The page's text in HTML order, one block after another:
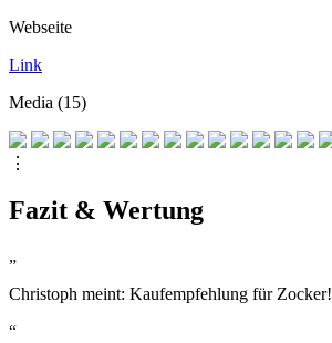
Webseite
Link
Media (15)
⋮
Fazit & Wertung
„
Christoph meint: Kaufempfehlung für Zocker!
“